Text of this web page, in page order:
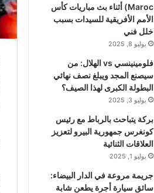
Maroc) أثناء بث مباريات كأس
الأمم الأفريقية للسيدات بسبب
خلل فني
يوليو 8, 2025
فلومينينسي vs الهلال: من
سيصنع المجد ويبلغ نصف نهائي
البطولة الكبرى لهذا الصيف؟
يوليو 3, 2025
بركة يتباحث بالرباط مع رئيس
كونغرس جمهورية البيرو لتعزيز
العلاقات الثنائية
يوليو 1, 2025
جريمة مروعة في الدار البيضاء:
سائق سيارة أجرة يطعن شابة